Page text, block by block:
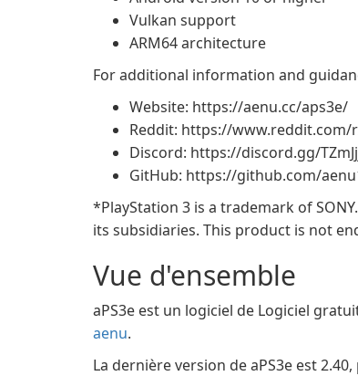
Vulkan support
ARM64 architecture
For additional information and
Website: https://aenu.cc/aps3e/
Reddit: https://www.reddit.com/
Discord: https://discord.gg/
GitHub: https://github.com/
*PlayStation 3 is a trademark of
its subsidiaries. This product is not
Vue d'ensemble
aPS3e est un logiciel de Logiciel
aenu.
La dernière version de aPS3e est